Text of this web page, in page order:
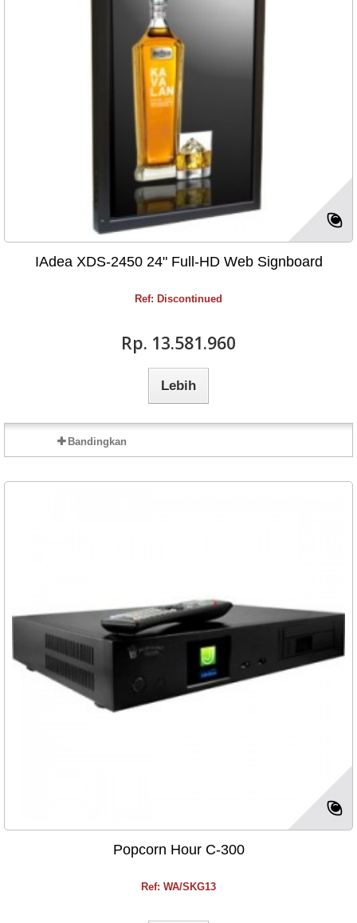
IAdea XDS-2450 24" Full-HD Web Signboard
Ref: Discontinued
Rp‎. 13.581.960
Lebih
Bandingkan
Popcorn Hour C-300
Ref: WA/SKG13